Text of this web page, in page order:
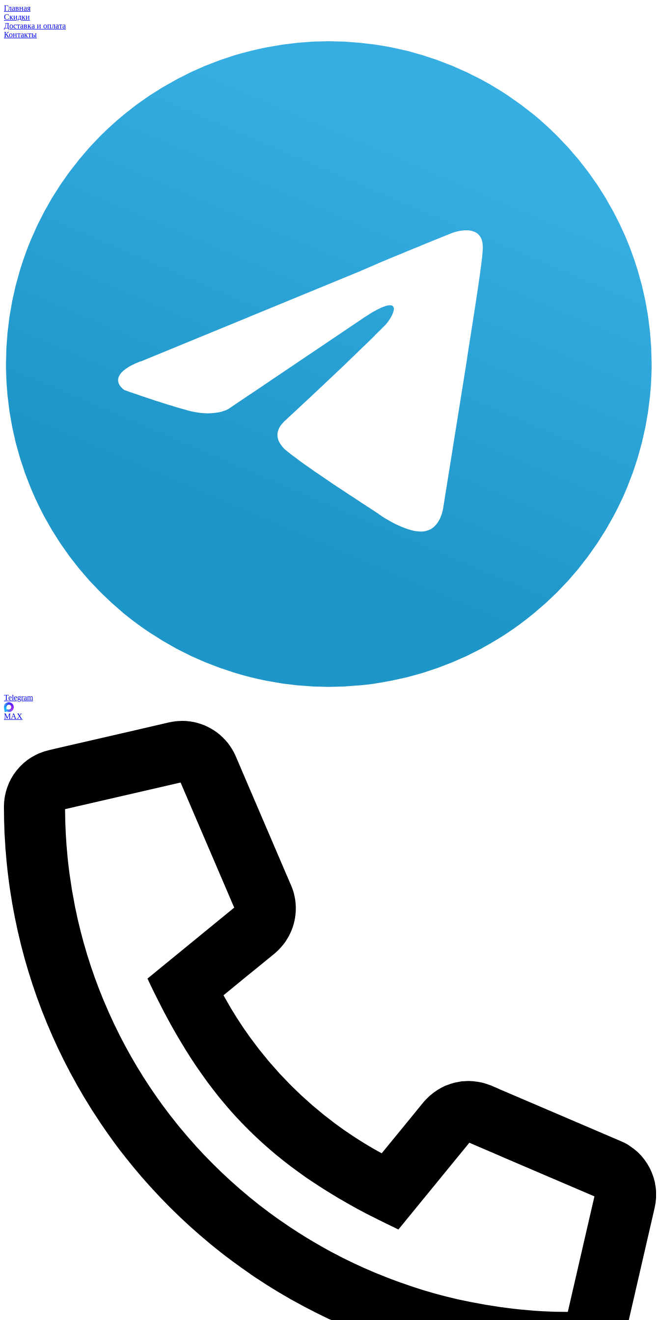
Главная
Скидки
Доставка и оплата
Контакты
Telegram
MAX